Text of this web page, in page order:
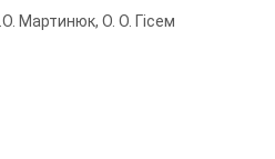
Мартинюк, О. О. Гісем